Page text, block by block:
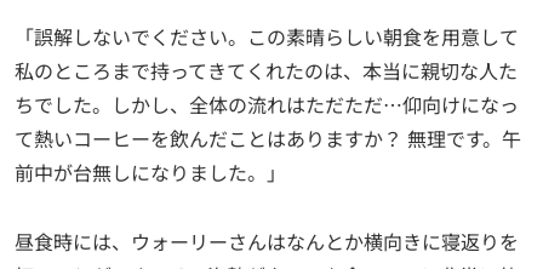
「誤解しないでください。この素晴らしい朝食を用意して
私のところまで持ってきてくれたのは、本当に親切な人た
ちでした。しかし、全体の流れはただただ…仰向けになっ
て熱いコーヒーを飲んだことはありますか？ 無理です。午
前中が台無しになりました。」
昼食時には、ウォーリーさんはなんとか横向きに寝返りを